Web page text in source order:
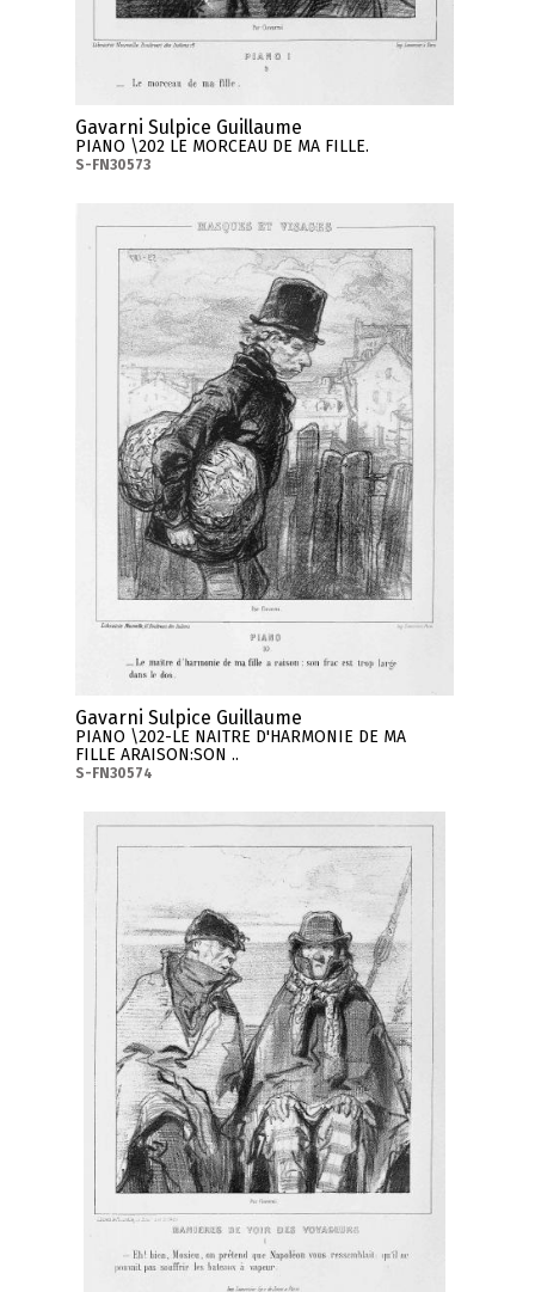
Gavarni Sulpice Guillaume
PIANO \202 LE MORCEAU DE MA FILLE.
S-FN30573
Gavarni Sulpice Guillaume
PIANO \202-LE NAITRE D'HARMONIE DE MA
FILLE ARAISON:SON ..
S-FN30574